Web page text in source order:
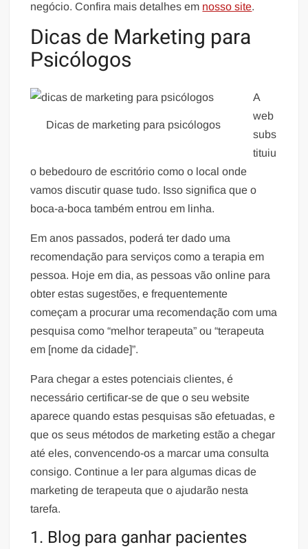
negócio. Confira mais detalhes em nosso site.
Dicas de Marketing para
Psicólogos
Dicas de marketing para psicólogos
A
web
subs
tituiu
o bebedouro de escritório como o local onde
vamos discutir quase tudo. Isso significa que o
boca-a-boca também entrou em linha.
Em anos passados, poderá ter dado uma
recomendação para serviços como a terapia em
pessoa. Hoje em dia, as pessoas vão online para
obter estas sugestões, e frequentemente
começam a procurar uma recomendação com uma
pesquisa como “melhor terapeuta” ou “terapeuta
em [nome da cidade]”.
Para chegar a estes potenciais clientes, é
necessário certificar-se de que o seu website
aparece quando estas pesquisas são efetuadas, e
que os seus métodos de marketing estão a chegar
até eles, convencendo-os a marcar uma consulta
consigo. Continue a ler para algumas dicas de
marketing de terapeuta que o ajudarão nesta
tarefa.
1. Blog para ganhar pacientes